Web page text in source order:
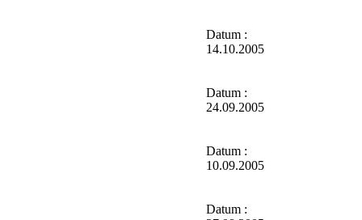
Datum :
14.10.2005
Datum :
24.09.2005
Datum :
10.09.2005
Datum :